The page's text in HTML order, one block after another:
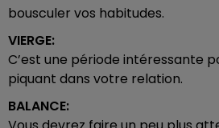
bousculer vos habitudes.
VIERGE:
C’est une période intéressante
piquant dans votre relation.
BALANCE: